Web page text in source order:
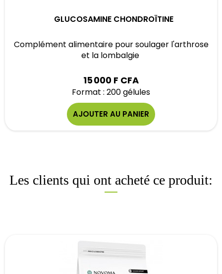
GLUCOSAMINE CHONDROÏTINE
Complément alimentaire pour soulager l'arthrose
et la lombalgie
15 000 F CFA
Format : 200 gélules
AJOUTER AU PANIER
Les clients qui ont acheté ce produit: